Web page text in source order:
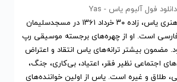
دانلود فول آلبوم یاس - Yas
یاسر بختیاری با نام هنری یاس، زاده ۳۰ خرداد ۱۳۶۱ در مسجدسلیمان
است. او از چهره‌های برجسته موسیقی رپ
مضمون بیشتر ترانه‌های یاس انتقاد و اعتراض
اجتماعی نظیر فقر، اعتیاد، بی‌کاری، جنگ،
طلاق و غیره است. یاس از اولین خواننده‌های